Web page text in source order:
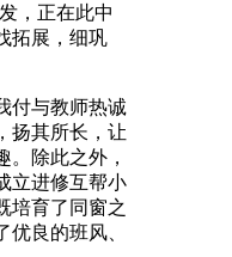
，正在此中
拓展，细巩
与教师热诚
扬其所长，让
。除此之外，
立进修互帮小
培育了同窗之
优良的班风、